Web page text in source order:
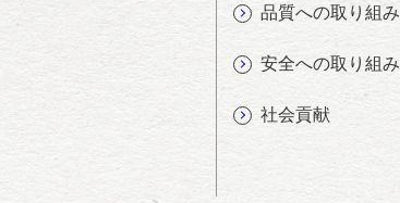
品質への取り組み
安全への取り組み
社会貢献